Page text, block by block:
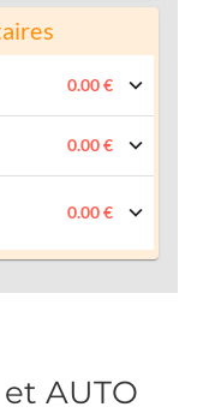
0.00 €
0.00 €
0.00 €
AUTO